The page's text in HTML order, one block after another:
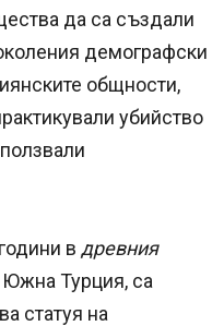
да са създали
демографски
общности,
убийство
в древния
Южна Турция, са
статуя на